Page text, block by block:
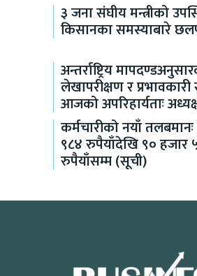
३ जना संघीय मन्त्रीको
किसानका समस्याबारे
अन्तर्राष्ट्रिय
लेखापरीक्षण र
आजको अपरिहार्यताः
कर्मचारीको नयाँ
९८४ रुपैयाँदेखि ९० हजार
रुपैयाँसम्म (सूची)